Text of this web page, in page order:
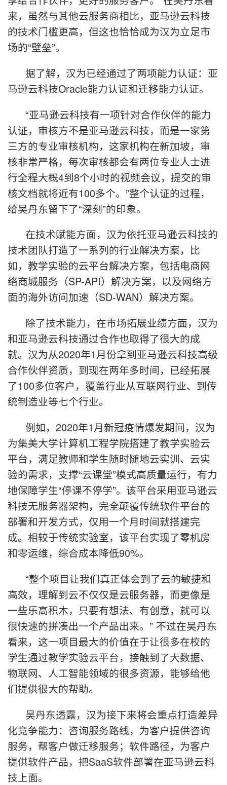
来，虽然与其他云服务商相比，亚马逊云科技
的技术门槛更高，但这也恰恰成为汉为立足市
场的“壁垒”。
据了解，汉为已经通过了两项能力认证：亚
马逊云科技Oracle能力认证和迁移能力认证。
“亚马逊云科技有一项针对合作伙伴的能力
认证，审核方不是亚马逊云科技，而是一家第
三方的专业审核机构，这家机构在新加坡，审
核非常严格，每次审核都会有两位专业人士进
行全程大概4到8个小时的视频会议，提交的审
核文档就将近有100多个。”整个认证的过程，
给吴丹东留下了“深刻”的印象。
在技术赋能方面，汉为依托亚马逊云科技的
技术团队打造了一系列的行业解决方案，比
如，教学实验的云平台解决方案，包括电商网
络商城服务（SP-API）解决方案，以及网络方
面的海外访问加速（SD-WAN）解决方案。
除了技术能力，在市场拓展业绩方面，汉为
和亚马逊云科技通过合作也取得了很大的成
就。汉为从2020年1月份拿到亚马逊云科技高级
合作伙伴资质，到现在两年多时间，已经拓展
了100多位客户，覆盖行业从互联网行业、到传
统制造业等七个行业。
例如，2020年1月新冠疫情爆发期间，汉为
为集美大学计算机工程学院搭建了教学实验云
平台，满足教师和学生随时随地云实训、云实
验的需求，支撑“云课堂”模式高质量运行，有力
地保障学生“停课不停学”。该平台采用亚马逊云
科技无服务器架构，完全颠覆传统软件平台的
部署和开发方式，仅用一个月时间就搭建完
成。相较于传统实验室，该平台实现了零机房
和零运维，综合成本降低90%。
“整个项目让我们真正体会到了云的敏捷和
高效，理解到云不仅仅是云服务器，而更像是
一些乐高积木，只要有想法、有创意，就可以
很快速的拼凑出一个产品出来。” 不过在吴丹东
看来，这一项目最大的价值在于让很多在校的
学生通过教学实验云平台，接触到了大数据、
物联网、人工智能领域的很多资源，能够给他
们提供很大的帮助。
吴丹东透露，汉为接下来将会重点打造差异
化竞争能力：咨询服务路线，为客户提供咨询
服务，帮客户做迁移服务；软件路径，为客户
提供软件产品，把SaaS软件部署在亚马逊云科
技上面。